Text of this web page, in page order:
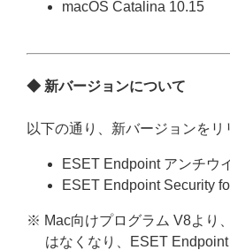
macOS Catalina 10.15
◆ 新バージョンについて
以下の通り、新バージョンをリ
ESET Endpoint アンチウ
ESET Endpoint Security
※ Mac向けプログラム V8より
はなくなり、ESET